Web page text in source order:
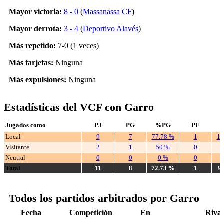
Mayor victoria: 8 - 0 (Massanassa CF)
Mayor derrota: 3 - 4 (Deportivo Alavés)
Más repetido: 7-0 (1 veces)
Más tarjetas: Ninguna
Más expulsiones: Ninguna
Estadísticas del VCF con Garro
Jugados como PJ PG %PG PE
Local
9 7 77.78 % 1
Visitante
2 1 50 % 0
Neutral
0 0 0 % 0
Total
11 8 72.73 % 1
Todos los partidos arbitrados por Garro
Fecha Competición En Rival